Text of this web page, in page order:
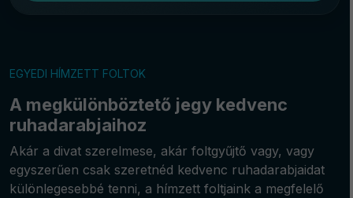
EGYEDI HÍMZETT FOLTOK
A megkülönböztető jegy kedvenc
ruhadarabjaihoz
Akár a divat szerelmese, akár foltgyűjtő vagy, vagy
egyszerűen csak szeretnéd kedvenc ruhadarabjaidat
különlegesebbé tenni, a hímzett foltjaink a megfelelő